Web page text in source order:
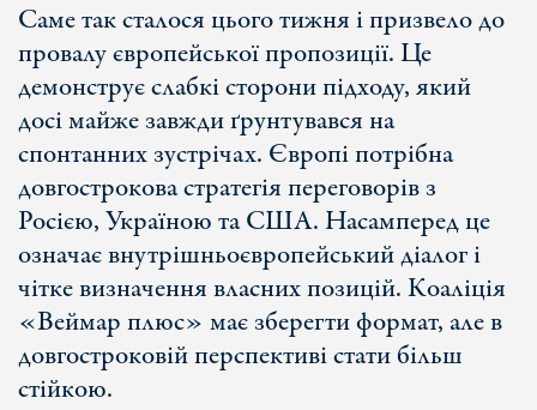
Саме так сталося цього тижня і призвело до
провалу європейської пропозиції. Це
демонструє слабкі сторони підходу, який
досі майже завжди ґрунтувався на
спонтанних зустрічах. Європі потрібна
довгострокова стратегія переговорів з
Росією, Україною та США. Насамперед це
означає внутрішньоєвропейський діалог і
чітке визначення власних позицій. Коаліція
«Веймар плюс» має зберегти формат, але в
довгостроковій перспективі стати більш
стійкою.